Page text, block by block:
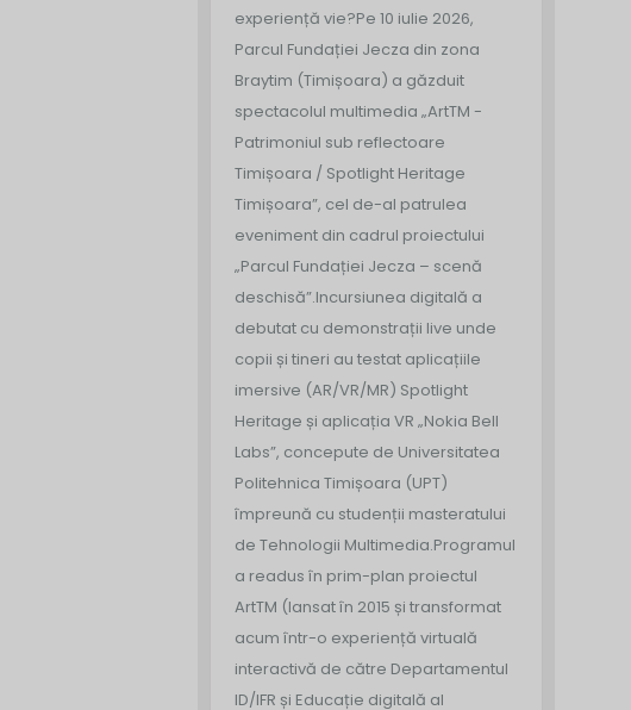
experiență vie?Pe 10 iulie 2026,
Parcul Fundației Jecza din zona
Braytim (Timișoara) a găzduit
spectacolul multimedia „ArtTM -
Patrimoniul sub reflectoare
Timișoara / Spotlight Heritage
Timișoara”, cel de-al patrulea
eveniment din cadrul proiectului
„Parcul Fundației Jecza – scenă
deschisă”.Incursiunea digitală a
debutat cu demonstrații live unde
copii și tineri au testat aplicațiile
imersive (AR/VR/MR) Spotlight
Heritage și aplicația VR „Nokia Bell
Labs”, concepute de Universitatea
Politehnica Timișoara (UPT)
împreună cu studenții masteratului
de Tehnologii Multimedia.Programul
a readus în prim-plan proiectul
ArtTM (lansat în 2015 și transformat
acum într-o experiență virtuală
interactivă de către Departamentul
ID/IFR și Educație digitală al